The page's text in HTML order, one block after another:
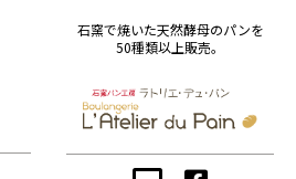
石窯で焼いた天然酵母のパンを
50種類以上販売。